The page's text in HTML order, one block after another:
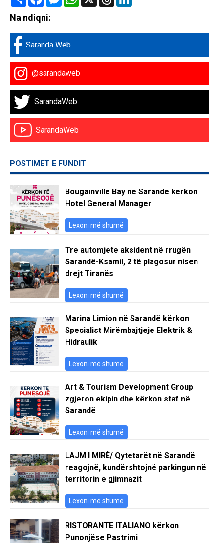
Na ndiqni:
Saranda Web
@sarandaweb
SarandaWeb
SarandaWeb
POSTIMET E FUNDIT
Bougainville Bay në Sarandë kërkon
Hotel General Manager
Lexoni më shumë
Tre automjete aksident në rrugën
Sarandë-Ksamil, 2 të plagosur nisen
drejt Tiranës
Lexoni më shumë
Marina Limion në Sarandë kërkon
Specialist Mirëmbajtjeje Elektrik &
Hidraulik
Lexoni më shumë
Art & Tourism Development Group
zgjeron ekipin dhe kërkon staf në
Sarandë
Lexoni më shumë
LAJM I MIRË/ Qytetarët në Sarandë
reagojnë, kundërshtojnë parkingun në
territorin e gjimnazit
Lexoni më shumë
RISTORANTE ITALIANO kërkon
Punonjëse Pastrimi